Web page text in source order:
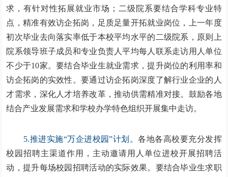
求，有针对性拓展就业市场；二级院系要结合学科专业特
点，精准有效访企拓岗，足质足量开拓就业岗位，上一年度
初次毕业去向落实率低于本校平均水平的二级院系，原则上
院系领导班子成员和专业负责人平均每人联系走访用人单位
不少于10家。要结合毕业生就业需求，提升岗位的利用率和
访企拓岗的实效性。要通过访企拓岗深度了解行业企业的人
才需求，深化人才培养改革，推动供需精准对接。鼓励各地
结合产业发展需求和学校办学特色组织开展集中走访。
5.推进实施“万企进校园”计划。各地各高校要充分发挥
校园招聘主渠道作用，主动邀请用人单位进校开展招聘活
动，提升每场校园招聘活动的实际效果。要结合毕业生求职